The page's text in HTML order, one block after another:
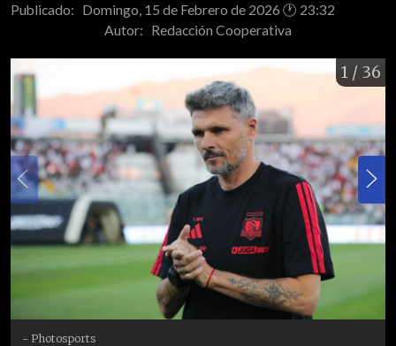
Publicado: Domingo, 15 de Febrero de 2026 🕐 23:32
Autor: Redacción Cooperativa
1 / 36
- Photosports